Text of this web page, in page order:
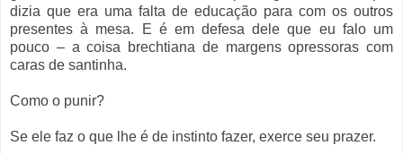
dizia que era uma falta de educação para com os outros
presentes à mesa. E é em defesa dele que eu falo um
pouco – a coisa brechtiana de margens opressoras com
caras de santinha.
Como o punir?
Se ele faz o que lhe é de instinto fazer, exerce seu prazer.